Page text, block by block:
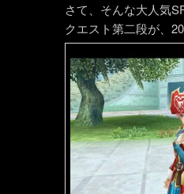
さて、そんな大人気
クエスト第二段が、